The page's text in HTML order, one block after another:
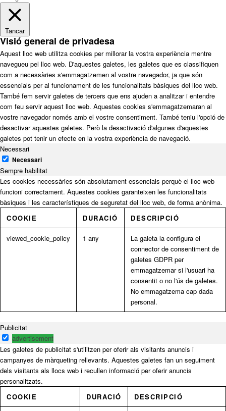
Tancar
Visió general de privadesa
Aquest lloc web utilitza cookies per millorar la vostra experiència mentre
navegueu pel lloc web. D'aquestes galetes, les galetes que es classifiquen
com a necessàries s'emmagatzemen al vostre navegador, ja que són
essencials per al funcionament de les funcionalitats bàsiques del lloc web.
També fem servir galetes de tercers que ens ajuden a analitzar i entendre
com feu servir aquest lloc web. Aquestes cookies s'emmagatzemaran al
vostre navegador només amb el vostre consentiment. També teniu l'opció de
desactivar aquestes galetes. Però la desactivació d'algunes d'aquestes
galetes pot tenir un efecte en la vostra experiència de navegació.
Necessari
Necessari
Sempre habilitat
Les cookies necessàries són absolutament essencials perquè el lloc web
funcioni correctament. Aquestes cookies garanteixen les funcionalitats
bàsiques i les característiques de seguretat del lloc web, de forma anònima.
COOKIE
DURACIÓ DESCRIPCIÓ
viewed_cookie_policy 1 any
La galeta la configura el
connector de consentiment de
galetes GDPR per
emmagatzemar si l'usuari ha
consentit o no l'ús de galetes.
No emmagatzema cap dada
personal.
Publicitat
advertisement
Les galetes de publicitat s'utilitzen per oferir als visitants anuncis i
campanyes de màrqueting rellevants. Aquestes galetes fan un seguiment
dels visitants als llocs web i recullen informació per oferir anuncis
personalitzats.
COOKIE
DURACIÓ DESCRIPCIÓ